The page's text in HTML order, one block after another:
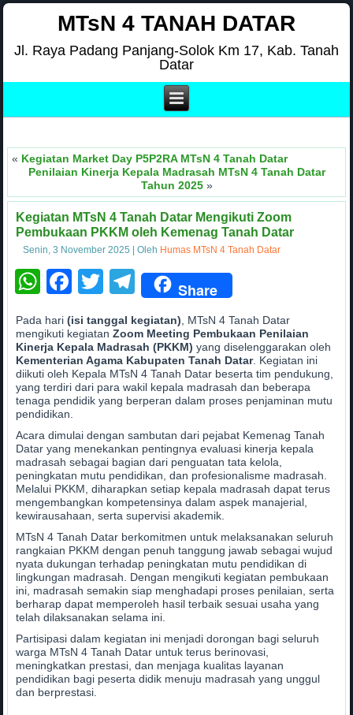
MTsN 4 TANAH DATAR
Jl. Raya Padang Panjang-Solok Km 17, Kab. Tanah
Datar
« Kegiatan Market Day P5P2RA MTsN 4 Tanah Datar
Penilaian Kinerja Kepala Madrasah MTsN 4 Tanah Datar
Tahun 2025»
Kegiatan MTsN 4 Tanah Datar Mengikuti Zoom
Pembukaan PKKM oleh Kemenag Tanah Datar
Senin, 3 November 2025 |Oleh Humas MTsN 4 Tanah Datar
WhatsApp
Facebook
Twitter
Telegram
Share
Pada hari(isi tanggal kegiatan), MTsN 4 Tanah Datar
mengikuti kegiatanZoom Meeting Pembukaan Penilaian
Kinerja Kepala Madrasah (PKKM) yang diselenggarakan oleh
Kementerian Agama Kabupaten Tanah Datar. Kegiatan ini
diikuti oleh Kepala MTsN 4 Tanah Datar beserta tim pendukung,
yang terdiri dari para wakil kepala madrasah dan beberapa
tenaga pendidik yang berperan dalam proses penjaminan mutu
pendidikan.
Acara dimulai dengan sambutan dari pejabat Kemenag Tanah
Datar yang menekankan pentingnya evaluasi kinerja kepala
madrasah sebagai bagian dari penguatan tata kelola,
peningkatan mutu pendidikan, dan profesionalisme madrasah.
Melalui PKKM, diharapkan setiap kepala madrasah dapat terus
mengembangkan kompetensinya dalam aspek manajerial,
kewirausahaan, serta supervisi akademik.
MTsN 4 Tanah Datar berkomitmen untuk melaksanakan seluruh
rangkaian PKKM dengan penuh tanggung jawab sebagai wujud
nyata dukungan terhadap peningkatan mutu pendidikan di
lingkungan madrasah. Dengan mengikuti kegiatan pembukaan
ini, madrasah semakin siap menghadapi proses penilaian, serta
berharap dapat memperoleh hasil terbaik sesuai usaha yang
telah dilaksanakan selama ini.
Partisipasi dalam kegiatan ini menjadi dorongan bagi seluruh
warga MTsN 4 Tanah Datar untuk terus berinovasi,
meningkatkan prestasi, dan menjaga kualitas layanan
pendidikan bagi peserta didik menuju madrasah yang unggul
dan berprestasi.